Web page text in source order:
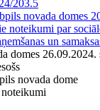
203.5
novada domes
noteikumi par
un
domes
novada dome
noteikumi